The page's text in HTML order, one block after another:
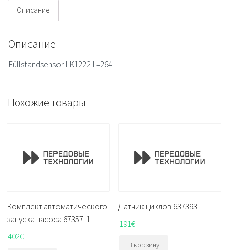
Описание
Описание
Füllstandsensor LK1222 L=264
Похожие товары
Комплект автоматического
запуска насоса 67357-1
402€
Датчик циклов 637393
191€
В корзину